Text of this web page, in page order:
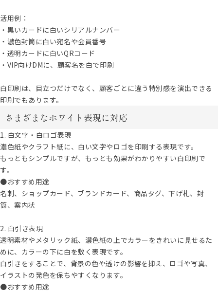
活用例：
・黒いカードに白いシリアルナンバー
・濃色封筒に白い宛名や会員番号
・透明カードに白いQRコード
・VIP向けDMに、顧客名を白で印刷
白印刷は、目立つだけでなく、顧客ごとに違う特別感を演出できる
印刷でもあります。
さまざまなホワイト表現に対応
1. 白文字・白ロゴ表現
濃色紙やクラフト紙に、白い文字やロゴを印刷する表現です。
もっともシンプルですが、もっとも効果がわかりやすい白印刷で
す。
●おすすめ用途
名刺、ショップカード、ブランドカード、商品タグ、下げ札、封
筒、案内状
2. 白引き表現
透明素材やメタリック紙、濃色紙の上でカラーをきれいに見せるた
めに、カラーの下に白を敷く表現です。
白引きをすることで、背景の色や透けの影響を抑え、ロゴや写真、
イラストの発色を保ちやすくなります。
●おすすめ用途